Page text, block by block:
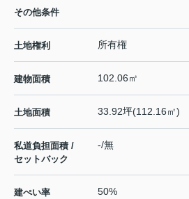
その他条件
土地権利 所有権
建物面積 102.06㎡
土地面積 33.92坪(112.16㎡)
私道負担面積 /
セットバック
-/無
建ぺい率 50%